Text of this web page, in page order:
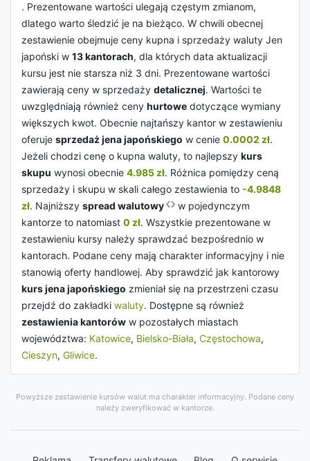
. Prezentowane wartości ulegają częstym zmianom,
dlatego warto śledzić je na bieżąco. W chwili obecnej
zestawienie obejmuje ceny kupna i sprzedaży waluty Jen
japoński w 13 kantorach, dla których data aktualizacji
kursu jest nie starsza niż 3 dni. Prezentowane wartości
zawierają ceny w sprzedaży detalicznej. Wartości te
uwzględniają również ceny hurtowe dotyczące wymiany
większych kwot. Obecnie najtańszy kantor w zestawieniu
oferuje sprzedaż jena japońskiego w cenie 0.0002 zł.
Jeżeli chodzi cenę o kupna waluty, to najlepszy kurs
skupu wynosi obecnie 4.985 zł. Różnica pomiędzy ceną
sprzedaży i skupu w skali całego zestawienia to -4.9848
zł. Najniższy spread walutowy
w pojedynczym
kantorze to natomiast 0 zł. Wszystkie prezentowane w
zestawieniu kursy należy sprawdzać bezpośrednio w
kantorach. Podane ceny mają charakter informacyjny i nie
stanowią oferty handlowej. Aby sprawdzić jak kantorowy
kurs jena japońskiego zmieniał się na przestrzeni czasu
przejdź do zakładki waluty. Dostępne są również
zestawienia kantorów w pozostałych miastach
województwa: Katowice, Bielsko-Biała, Częstochowa,
Cieszyn, Gliwice.
Powyższe zestawienie kursów walut ma charakter informacyjny. Podane ceny
należy zweryfikować w kantorze.